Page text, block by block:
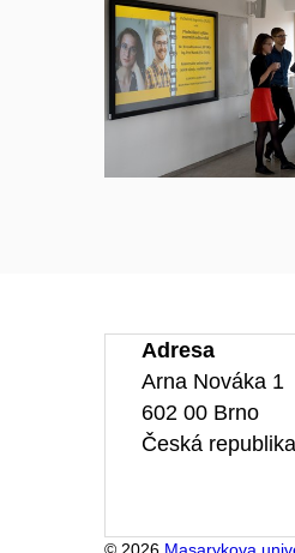
Adresa
Arna Nováka 1
602 00 Brno
Česká republika